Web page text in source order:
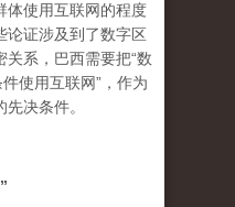
体使用互联网的程度
论证涉及到了数字区
系，巴西需要把“数
使用互联网”，作为
决条件。
”